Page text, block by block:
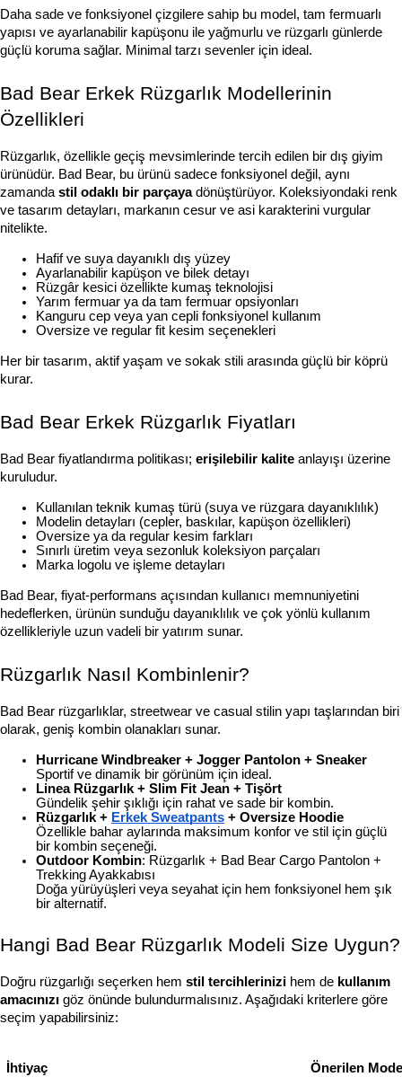
Daha sade ve fonksiyonel çizgilere sahip bu model, tam fermuarlı
yapısı ve ayarlanabilir kapüşonu ile yağmurlu ve rüzgarlı günlerde
güçlü koruma sağlar. Minimal tarzı sevenler için ideal.
Bad Bear Erkek Rüzgarlık Modellerinin
Özellikleri
Rüzgarlık, özellikle geçiş mevsimlerinde tercih edilen bir dış giyim
ürünüdür. Bad Bear, bu ürünü sadece fonksiyonel değil, aynı
zamanda stil odaklı bir parçaya dönüştürüyor. Koleksiyondaki renk
ve tasarım detayları, markanın cesur ve asi karakterini vurgular
nitelikte.
Hafif ve suya dayanıklı dış yüzey
Ayarlanabilir kapüşon ve bilek detayı
Rüzgâr kesici özellikte kumaş teknolojisi
Yarım fermuar ya da tam fermuar opsiyonları
Kanguru cep veya yan cepli fonksiyonel kullanım
Oversize ve regular fit kesim seçenekleri
Her bir tasarım, aktif yaşam ve sokak stili arasında güçlü bir köprü
kurar.
Bad Bear Erkek Rüzgarlık Fiyatları
Bad Bear fiyatlandırma politikası; erişilebilir kalite anlayışı üzerine
kuruludur.
Kullanılan teknik kumaş türü (suya ve rüzgara dayanıklılık)
Modelin detayları (cepler, baskılar, kapüşon özellikleri)
Oversize ya da regular kesim farkları
Sınırlı üretim veya sezonluk koleksiyon parçaları
Marka logolu ve işleme detayları
Bad Bear, fiyat-performans açısından kullanıcı memnuniyetini
hedeflerken, ürünün sunduğu dayanıklılık ve çok yönlü kullanım
özellikleriyle uzun vadeli bir yatırım sunar.
Rüzgarlık Nasıl Kombinlenir?
Bad Bear rüzgarlıklar, streetwear ve casual stilin yapı taşlarından biri
olarak, geniş kombin olanakları sunar.
Hurricane Windbreaker + Jogger Pantolon + Sneaker
Sportif ve dinamik bir görünüm için ideal.
Linea Rüzgarlık + Slim Fit Jean + Tişört
Gündelik şehir şıklığı için rahat ve sade bir kombin.
Rüzgarlık + Erkek Sweatpants + Oversize Hoodie
Özellikle bahar aylarında maksimum konfor ve stil için güçlü
bir kombin seçeneği.
Outdoor Kombin: Rüzgarlık + Bad Bear Cargo Pantolon +
Trekking Ayakkabısı
Doğa yürüyüşleri veya seyahat için hem fonksiyonel hem şık
bir alternatif.
Hangi Bad Bear Rüzgarlık Modeli Size Uygun?
Doğru rüzgarlığı seçerken hem stil tercihlerinizi hem de kullanım
amacınızı göz önünde bulundurmalısınız. Aşağıdaki kriterlere göre
seçim yapabilirsiniz:
İhtiyaç Önerilen